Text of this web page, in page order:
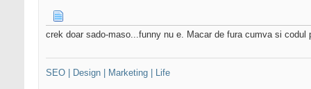
crek doar sado-maso...funny nu e. Macar de fura cumva si
SEO | Design | Marketing | Life